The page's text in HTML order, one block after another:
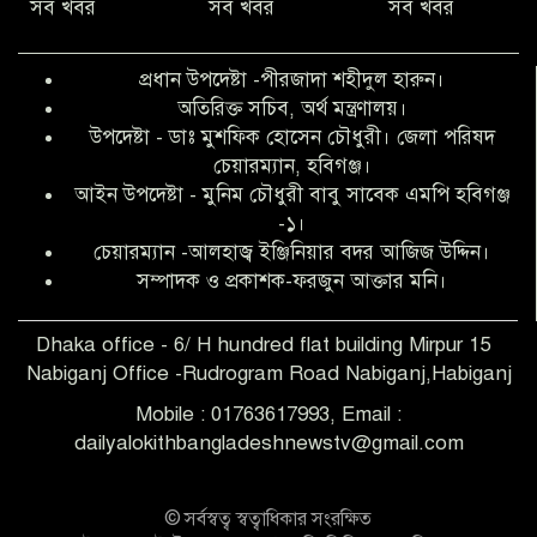
বৃত্তি পরীক্ষার সুযোগ করে দিলেন প্রধান শিক্ষক
ফারুক মাস্টার
আব্দুল হক তালুকদার ফাউন্ডেশন মানবতার
শিকড় ছুঁই ছুঁই,ফরজুন আক্তার মনি
সিলেট রেঞ্জের শ্রেষ্ঠ ওসি নির্বাচিত হলেন
নবীগঞ্জ থানার ওসি মোনায়েম
‎নবীগঞ্জে এক সাজাপ্রাপ্ত পলাতক আসামি
শিশু ধর্ষণের অভিযোগে অভিযুক্ত গ্রেফতার ১
সব খবর সব খবর সব খবর
প্রধান উপদেষ্টা -পীরজাদা শহীদুল হারুন।
অতিরিক্ত সচিব, অর্থ মন্ত্রণালয়।
উপদেষ্টা - ডাঃ মুশফিক হোসেন চৌধুরী। জেলা পরিষদ
চেয়ারম্যান, হবিগঞ্জ।
আইন উপদেষ্টা - মুনিম চৌধুরী বাবু সাবেক এমপি হবিগঞ্জ
-১।
চেয়ারম্যান -আলহাজ্ব ইঞ্জিনিয়ার বদর আজিজ উদ্দিন।
সম্পাদক ও প্রকাশক-ফরজুন আক্তার মনি।
Dhaka office - 6/ H hundred flat building Mirpur 15
Nabiganj Office -Rudrogram Road Nabiganj,Habiganj
Mobile : 01763617993, Email :
dailyalokithbangladeshnewstv@gmail.com
© সর্বস্বত্ব স্বত্বাধিকার সংরক্ষিত